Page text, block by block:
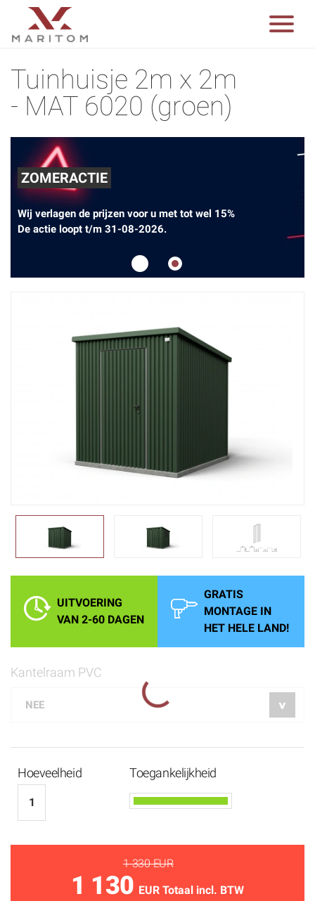
Tuinhuisje 2m x 2m
- MAT 6020 (groen)
ZOMERACTIE
Wij verlagen de prijzen voor u met tot wel 15%
De actie loopt t/m 31-08-2026.
UITVOERING
VAN 2-60 DAGEN
GRATIS
MONTAGE IN
HET HELE LAND!
Kantelraam PVC
Hoeveelheid Toegankelijkheid
1 330 EUR
1 130 EUR Totaal incl. BTW